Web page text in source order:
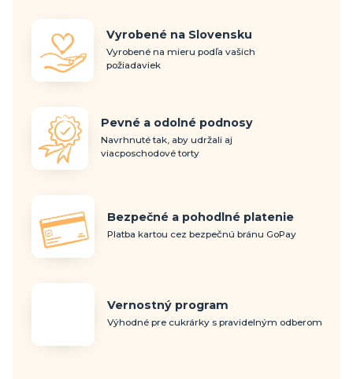
Vyrobené na Slovensku
Vyrobené na mieru podľa vašich
požiadaviek
Pevné a odolné podnosy
Navrhnuté tak, aby udržali aj
viacposchodové torty
Bezpečné a pohodlné platenie
Platba kartou cez bezpečnú bránu GoPay
Vernostný program
Výhodné pre cukrárky s pravidelným odberom